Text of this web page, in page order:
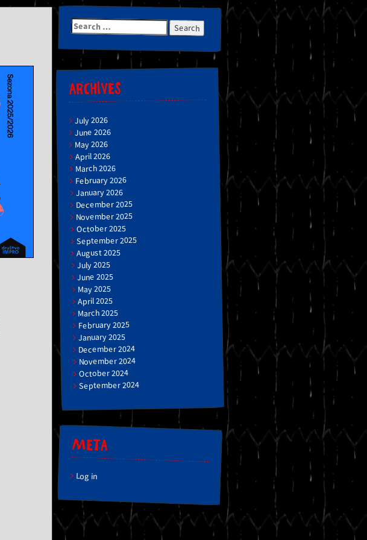
Search
for:
ARCHIVES
July 2026
June 2026
May 2026
April 2026
March 2026
February 2026
January 2026
December 2025
November 2025
October 2025
September 2025
August 2025
July 2025
June 2025
May 2025
April 2025
March 2025
February 2025
January 2025
December 2024
November 2024
October 2024
September 2024
META
Log in